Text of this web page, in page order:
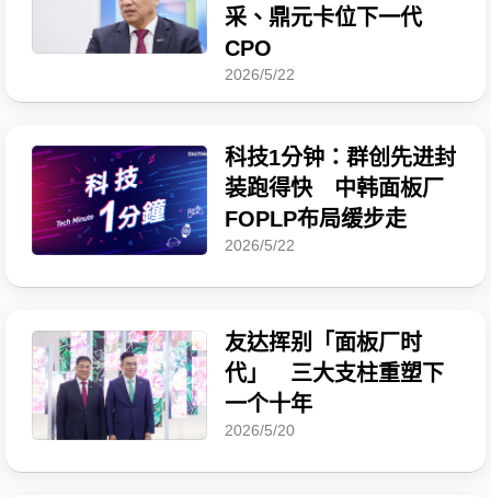
采、鼎元卡位下一代
CPO
2026/5/22
科技1分钟：群创先进封
装跑得快 中韩面板厂
FOPLP布局缓步走
2026/5/22
友达挥别「面板厂时
代」 三大支柱重塑下
一个十年
2026/5/20